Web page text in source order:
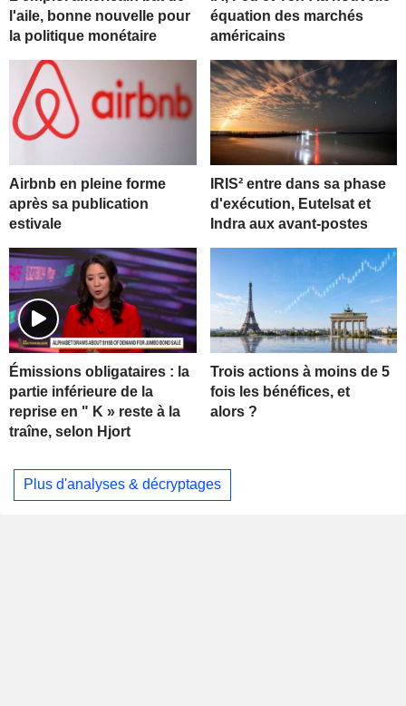
l'aile, bonne nouvelle pour
la politique monétaire
équation des marchés
américains
Airbnb en pleine forme
après sa publication
estivale
IRIS² entre dans sa phase
d'exécution, Eutelsat et
Indra aux avant-postes
Émissions obligataires : la
partie inférieure de la
reprise en " K » reste à la
traîne, selon Hjort
Trois actions à moins de 5
fois les bénéfices, et
alors ?
Plus d'analyses & décryptages